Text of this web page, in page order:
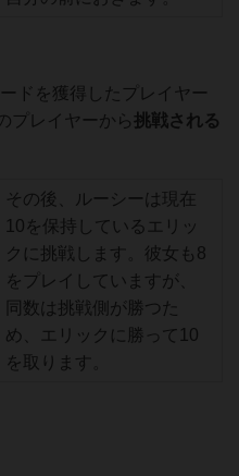
ドを獲得したプレイヤー
プレイヤーから挑戦される
その後、ルーシーは現在
10を保持しているエリッ
クに挑戦します。彼女も8
をプレイしていますが、
同数は挑戦側が勝つた
め、エリックに勝って10
を取ります。